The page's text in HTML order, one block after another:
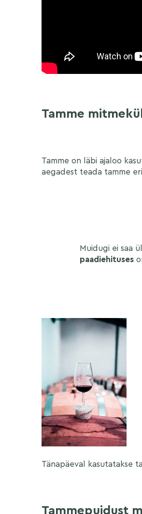
Tamme
Tamme on läbi ajaloo
aegadest teada tamme
Muidugi ei saa
paadiehituses
Tänapäeval kasutatakse
Tammepuidust